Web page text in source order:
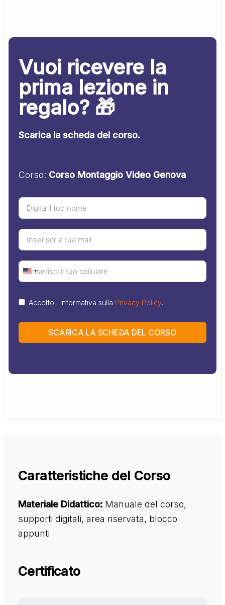
Vuoi ricevere la
prima lezione in
regalo? 🎁
Scarica la scheda del corso.
Corso: Corso Montaggio Video Genova
United
+1
Accetto l'informativa sulla Privacy Policy.
SCARICA LA SCHEDA DEL CORSO
Caratteristiche del Corso
Materiale Didattico: Manuale del corso,
supporti digitali, area riservata, blocco
appunti
Certificato